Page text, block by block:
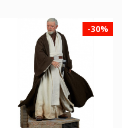
-30%